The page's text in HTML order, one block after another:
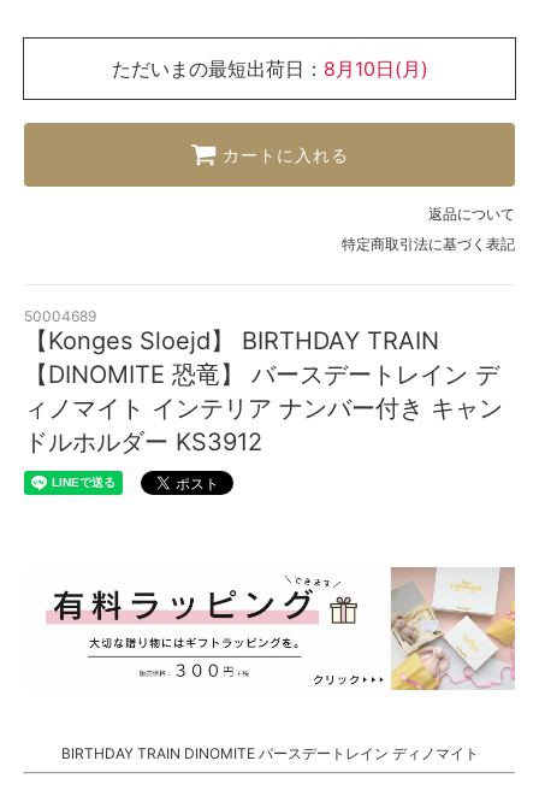
ただいまの最短出荷日： 8月10日(月)
カートに入れる
返品について
特定商取引法に基づく表記
50004689
【Konges Sloejd】 BIRTHDAY TRAIN
【DINOMITE 恐竜】 バースデートレイン デ
ィノマイト インテリア ナンバー付き キャン
ドルホルダー KS3912
BIRTHDAY TRAIN DINOMITE バースデートレイン ディノマイト